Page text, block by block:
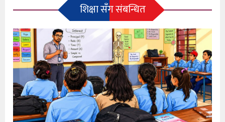
शिक्षा सँग संबन्धित